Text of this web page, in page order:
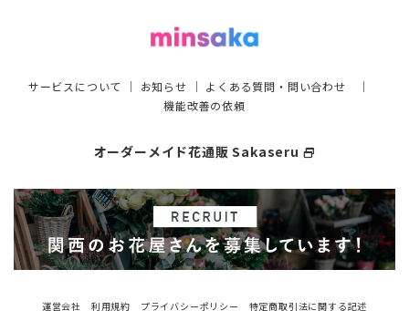
サービスについて ｜ お知らせ ｜ よくある質問・問い合わせ ｜
機能改善の依頼
オーダーメイド花通販 Sakaseru select_window
運営会社 利用規約 プライバシーポリシー 特定商取引法に関する記述